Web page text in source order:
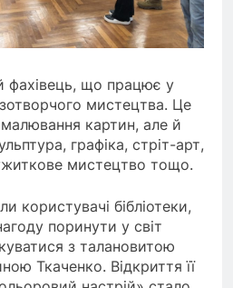
фахівець, що працює у
мистецтва. Це
картин, але й
графіка, стріт-арт,
мистецтво тощо.
користувачі бібліотеки,
поринути у світ
з талановитою
Ткаченко. Відкриття її